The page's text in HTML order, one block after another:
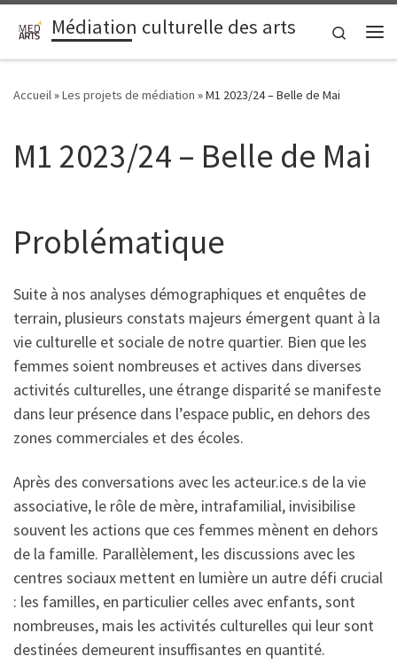
Passer au contenu
Médiation culturelle des arts
Search
Accueil»Les projets de médiation »M1 2023/24 – Belle de Mai
M1 2023/24 – Belle de Mai
Problématique
Suite à nos analyses démographiques et enquêtes de
terrain, plusieurs constats majeurs émergent quant à la
vie culturelle et sociale de notre quartier. Bien que les
femmes soient nombreuses et actives dans diverses
activités culturelles, une étrange disparité se manifeste
dans leur présence dans l’espace public, en dehors des
zones commerciales et des écoles.
Après des conversations avec les acteur.ice.s de la vie
associative, le rôle de mère, intrafamilial, invisibilise
souvent les actions que ces femmes mènent en dehors
de la famille. Parallèlement, les discussions avec les
centres sociaux mettent en lumière un autre défi crucial
: les familles, en particulier celles avec enfants, sont
nombreuses, mais les activités culturelles qui leur sont
destinées demeurent insuffisantes en quantité.